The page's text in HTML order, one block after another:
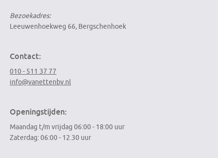
Bezoekadres:
Leeuwenhoekweg 66, Bergschenhoek
Contact:
010 - 511 37 77
info@vanettenbv.nl
Openingstijden:
Maandag t/m vrijdag 06:00 - 18:00 uur
Zaterdag: 06:00 - 12.30 uur